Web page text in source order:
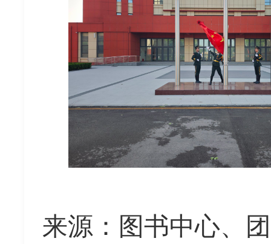
来源： 图书中心、